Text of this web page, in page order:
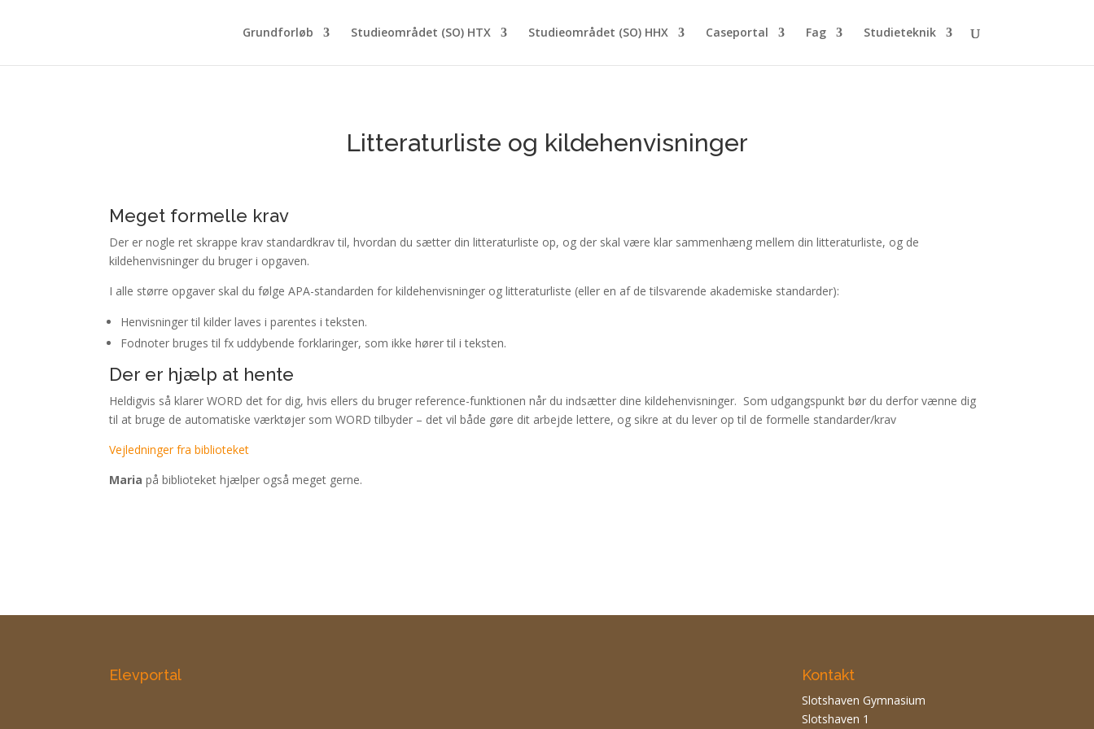
Grundforløb Studieområdet (SO) HTX Studieområdet (SO) HHX Caseportal Fag Studieteknik
Litteraturliste og kildehenvisninger
Meget formelle krav
Der er nogle ret skrappe krav standardkrav til, hvordan du sætter din litteraturliste op, og der skal være klar sammenhæng mellem din litteraturliste, og de
kildehenvisninger du bruger i opgaven.
I alle større opgaver skal du følge APA-standarden for kildehenvisninger og litteraturliste (eller en af de tilsvarende akademiske standarder):
Henvisninger til kilder laves i parentes i teksten.
Fodnoter bruges til fx uddybende forklaringer, som ikke hører til i teksten.
Der er hjælp at hente
Heldigvis så klarer WORD det for dig, hvis ellers du bruger reference-funktionen når du indsætter dine kildehenvisninger. Som udgangspunkt bør du derfor vænne dig
til at bruge de automatiske værktøjer som WORD tilbyder – det vil både gøre dit arbejde lettere, og sikre at du lever op til de formelle standarder/krav
Vejledninger fra biblioteket
Maria på biblioteket hjælper også meget gerne.
Elevportal Kontakt
Slotshaven Gymnasium
Slotshaven 1